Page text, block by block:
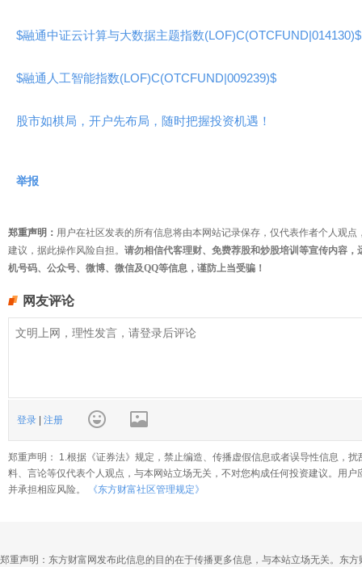
$融通中证云计算与大数据主题指数(LOF)C(OTCFUND|014130)$
$融通人工智能指数(LOF)C(OTCFUND|009239)$
股市如棋局，开户先布局，随时把握投资机遇！
举报
郑重声明： 用户在社区发表的所有信息将由本网站记录保存，仅代表作者个人观
建议，据此操作风险自担。 请勿相信代客理财、免费荐股和炒股培训等宣传内容
机号码、公众号、微博、微信及QQ等信息，谨防上当受骗！
网友评论
登录 注册
郑重声明： 1.根据《证券法》规定，禁止编造、传播虚假信息或者误导性信息，
料、言论等仅代表个人观点，与本网站立场无关，不对您构成任何投资建议。用
并承担相应风险。
《东方财富社区管理规定》
郑重声明：东方财富网发布此信息的目的在于传播更多信息，与本站立场无关。东